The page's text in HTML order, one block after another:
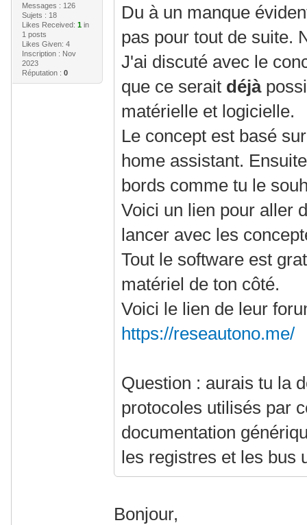
Messages : 126
Sujets : 18
Likes Received: 1in
1 posts
Likes Given: 4
Inscription : Nov
2023
Réputation : 0
Du à un manque
pas pour tout de suite.
J'ai discuté avec le
que ce serait déjà
matérielle et logicielle.
Le concept est basé
home assistant.
bords comme tu le
Voici un lien pour aller
lancer avec les
Tout le software est
matériel de ton côté.
Voici le lien de leur
https://reseautono.me/
Question : aurais tu la
protocoles utilisés par
documentation
les registres et les bus
Bonjour,